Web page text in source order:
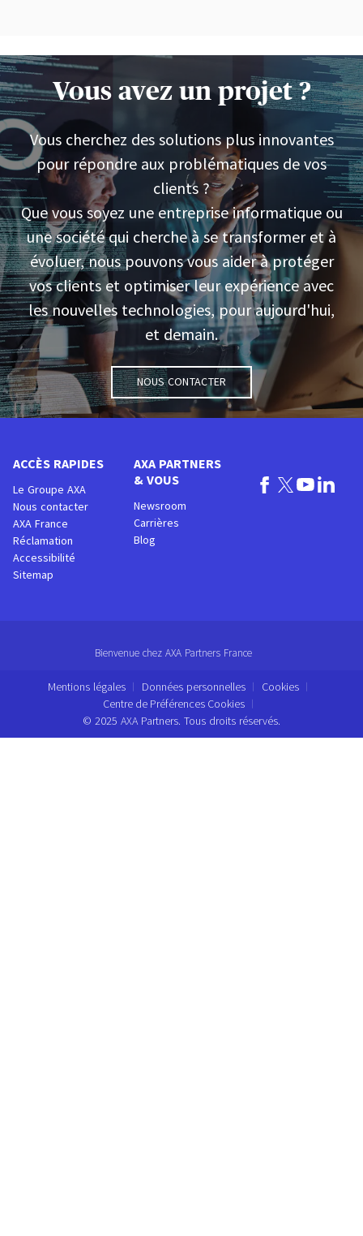
Vous avez un projet ?
Vous cherchez des solutions plus innovantes
pour répondre aux problématiques de vos
clients ?
Que vous soyez une entreprise informatique ou
une société qui cherche à se transformer et à
évoluer, nous pouvons vous aider à protéger
vos clients et optimiser leur expérience avec
les nouvelles technologies, pour aujourd'hui,
et demain.
Nous contacter
ACCÈS RAPIDES
Le Groupe AXA
Nous contacter
AXA France
Réclamation
Accessibilité
Sitemap
AXA PARTNERS
& VOUS
Newsroom
Carrières
Blog
Bienvenue chez AXA Partners France
Mentions légales Données personnelles
Cookies
Centre de Préférences Cookies
© 2025 AXA Partners. Tous droits réservés.